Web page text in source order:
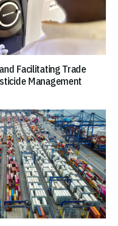
Facilitating Trade
Management